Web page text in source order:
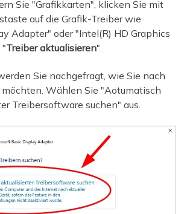
Sie "Grafikkarten", klicken Sie mit
auf die Grafik-Treiber wie
Adapter" oder "Intel(R) HD Graphics
"Treiber aktualisieren".
Sie nachgefragt, wie Sie nach
Wählen Sie "Aotumatisch
Treibersoftware suchen" aus.